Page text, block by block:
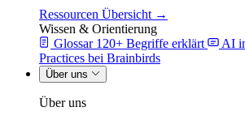
Ressourcen Übersicht →
Wissen & Orientierung
Glossar 120+ Begriffe erklärt AI
Practices bei Brainbirds
Über uns
Über uns